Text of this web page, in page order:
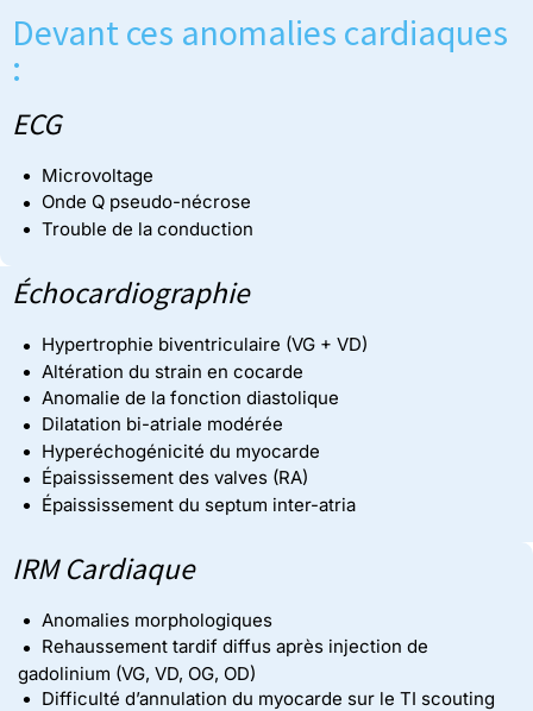
Devant ces anomalies cardiaques
:
ECG
Microvoltage
Onde Q pseudo-nécrose
Trouble de la conduction
Échocardiographie
Hypertrophie biventriculaire (VG + VD)
Altération du strain en cocarde
Anomalie de la fonction diastolique
Dilatation bi-atriale modérée
Hyperéchogénicité du myocarde
Épaississement des valves (RA)
Épaississement du septum inter-atria
IRM Cardiaque
Anomalies morphologiques
Rehaussement tardif diffus après injection de
gadolinium (VG, VD, OG, OD)
Difficulté d’annulation du myocarde sur le TI scouting